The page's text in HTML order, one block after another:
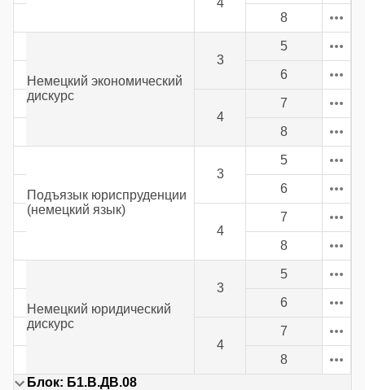
4
8
Немецкий экономический
дискурс
3
5
6
4
7
8
Подъязык юриспруденции
(немецкий язык)
3
5
6
4
7
8
Немецкий юридический
дискурс
3
5
6
4
7
8
Блок: Б1.В.ДВ.08